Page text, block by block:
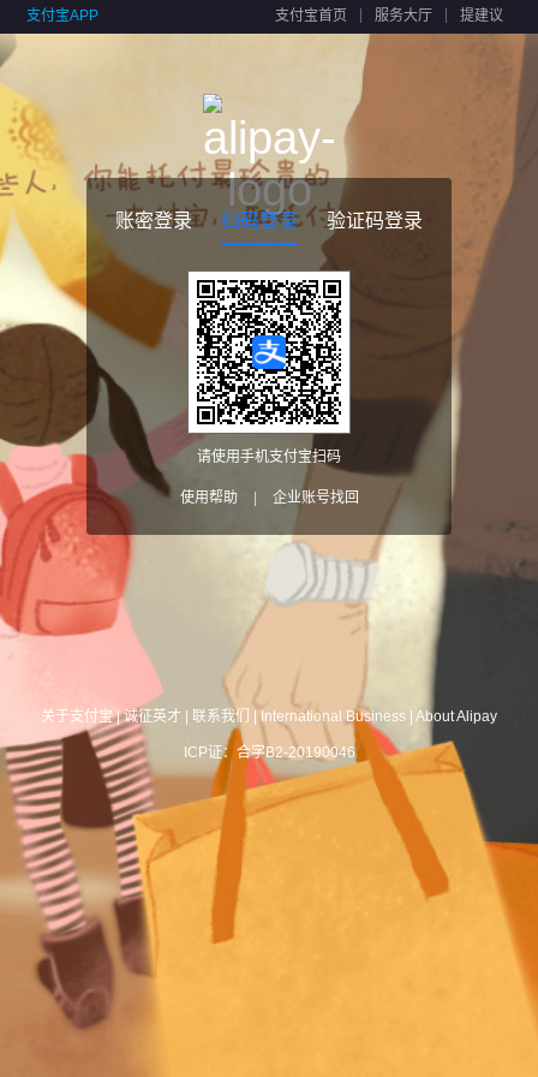
支付宝APP 支付宝首页 服务大厅 提建议
账密登录 扫码登录 验证码登录
请使用手机支付宝扫码
使用帮助 企业账号找回
关于支付宝|诚征英才 联系我们 International Business About Alipay
ICP证：合字B2-20190046